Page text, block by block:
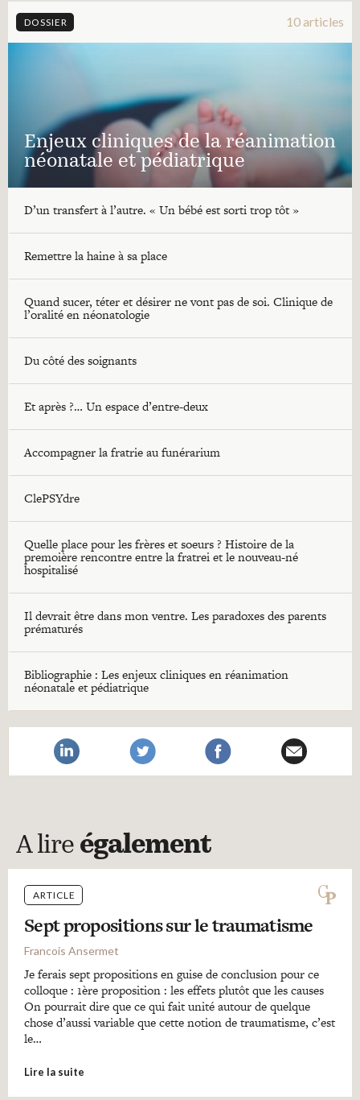
DOSSIER 10 articles
Enjeux cliniques de la réanimation
néonatale et pédiatrique
D’un transfert à l’autre. « Un bébé est sorti trop tôt »
Remettre la haine à sa place
Quand sucer, téter et désirer ne vont pas de soi. Clinique de
l’oralité en néonatologie
Du côté des soignants
Et après ?… Un espace d’entre-deux
Accompagner la fratrie au funérarium
ClePSYdre
Quelle place pour les frères et soeurs ? Histoire de la
premoière rencontre entre la fratrei et le nouveau-né
hospitalisé
Il devrait être dans mon ventre. Les paradoxes des parents
prématurés
Bibliographie : Les enjeux cliniques en réanimation
néonatale et pédiatrique
A lire également
ARTICLE
Sept propositions sur le traumatisme
Francois Ansermet
Je ferais sept propositions en guise de conclusion pour ce
colloque : 1ère proposition : les effets plutôt que les causes
On pourrait dire que ce qui fait unité autour de quelque
chose d’aussi variable que cette notion de traumatisme, c’est
le…
Lire la suite